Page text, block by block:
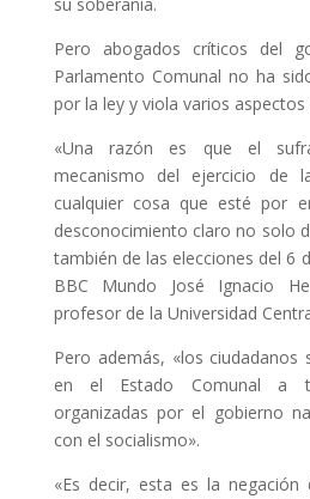
Pero abogados críticos del
Parlamento Comunal no ha
por la ley y viola varios
«Una razón es que el
mecanismo del ejercicio de
cualquier cosa que esté por
desconocimiento claro no solo
también de las elecciones del 6
BBC Mundo José Ignacio
profesor de la Universidad
Pero además, «los ciudadanos
en el Estado Comunal a
organizadas por el gobierno
con el socialismo».
«Es decir, esta es la